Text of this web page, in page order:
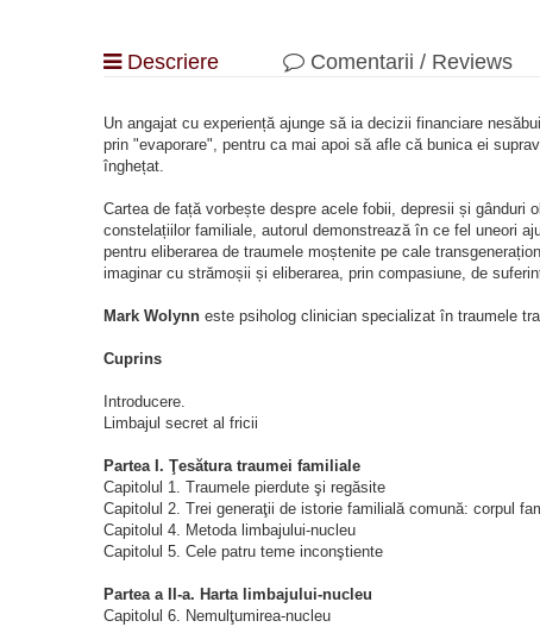
Descriere Comentarii / Reviews
Un angajat cu experiență ajunge să ia decizii financiare
prin "evaporare", pentru ca mai apoi să afle că bunica ei
înghețat.
Cartea de față vorbește despre acele fobii, depresii și
constelațiilor familiale, autorul demonstrează în ce fel uneori
pentru eliberarea de traumele moștenite pe cale
imaginar cu strămoșii și eliberarea, prin compasiune, de
Mark Wolynn este psiholog clinician specializat în traumele
Cuprins
Introducere.
Limbajul secret al fricii
Partea I. Ţesătura traumei familiale
Capitolul 1. Traumele pierdute şi regăsite
Capitolul 2. Trei generaţii de istorie familială comună: corpul
Capitolul 4. Metoda limbajului‑nucleu
Capitolul 5. Cele patru teme inconştiente
Partea a II‑a. Harta limbajului‑nucleu
Capitolul 6. Nemulţumirea‑nucleu